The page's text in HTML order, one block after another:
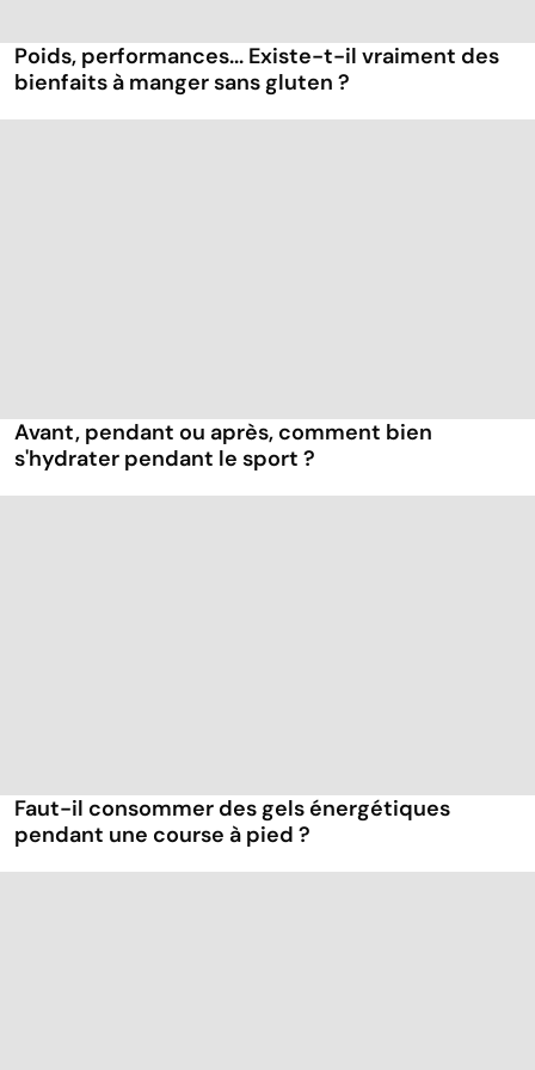
Poids, performances... Existe-t-il vraiment des
bienfaits à manger sans gluten ?
Avant, pendant ou après, comment bien
s'hydrater pendant le sport ?
Faut-il consommer des gels énergétiques
pendant une course à pied ?